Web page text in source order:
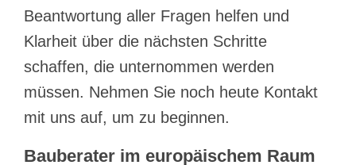
Beantwortung aller Fragen helfen und
Klarheit über die nächsten Schritte
schaffen, die unternommen werden
müssen. Nehmen Sie noch heute Kontakt
mit uns auf, um zu beginnen.
Bauberater im europäischem Raum